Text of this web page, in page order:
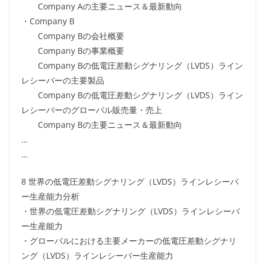
Company Aの主要ニュース＆最新動向
・Company B
Company Bの会社概要
Company Bの事業概要
Company Bの低電圧差動シグナリング（LVDS）ライン
レシーバーの主要製品
Company Bの低電圧差動シグナリング（LVDS）ライン
レシーバーのグローバル販売量・売上
Company Bの主要ニュース＆最新動向
…
…
8 世界の低電圧差動シグナリング（LVDS）ラインレシーバ
ー生産能力分析
・世界の低電圧差動シグナリング（LVDS）ラインレシーバ
ー生産能力
・グローバルにおける主要メーカーの低電圧差動シグナリ
ング（LVDS）ラインレシーバー生産能力